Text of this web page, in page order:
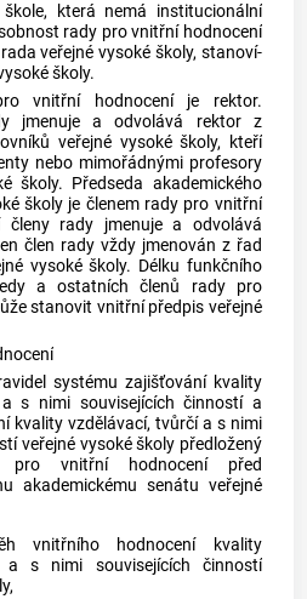
která nemá institucionální
rady pro vnitřní hodnocení
veřejné vysoké školy, stanoví-
školy.
vnitřní hodnocení je rektor.
jmenuje a odvolává rektor z
veřejné vysoké školy, kteří
nebo mimořádnými profesory
školy. Předseda akademického
školy je členem rady pro vnitřní
členy rady jmenuje a odvolává
člen rady vždy jmenován z řad
vysoké školy. Délku funkčního
a ostatních členů rady pro
stanovit vnitřní předpis veřejné
systému zajišťování kvality
s nimi souvisejících činností a
kvality vzdělávací, tvůrčí a s nimi
veřejné vysoké školy předložený
pro vnitřní hodnocení před
akademickému senátu veřejné
vnitřního hodnocení kvality
a s nimi souvisejících činností